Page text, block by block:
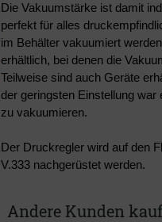
Die Vakuumstärke ist damit
perfekt für alles
im Behälter vakuumiert
erhältlich, bei denen die
Teilweise sind auch Geräte
der geringsten Einstellung
zu vakuumieren.
Der Druckregler wird auf den
V.333 nachgerüstet werden.
Andere Kunden